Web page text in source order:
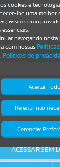
Por favor,
Por favor,
Por favor,
Por favor,
OU
Cadastre-se|
ACESSAR SEM
cookies e
lhe uma melhor
assim como
essenciais.
navegando nesta
com nossas
, Políticas de
Aceitar
Rejeitar não
Gerenciar
que diversos
poderão não